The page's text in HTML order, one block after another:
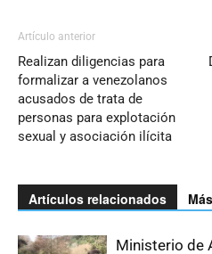
Artículo anterior
Realizan diligencias para
formalizar a venezolanos
acusados de trata de
personas para explotación
sexual y asociación ilícita
Artículos relacionados
Ministerio de